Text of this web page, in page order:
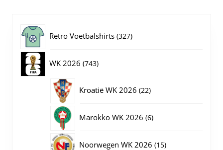
Retro Voetbalshirts 327327
WK 2026 743743
Kroatië WK 2026 2222
Marokko WK 2026 66
Noorwegen WK 2026 1515